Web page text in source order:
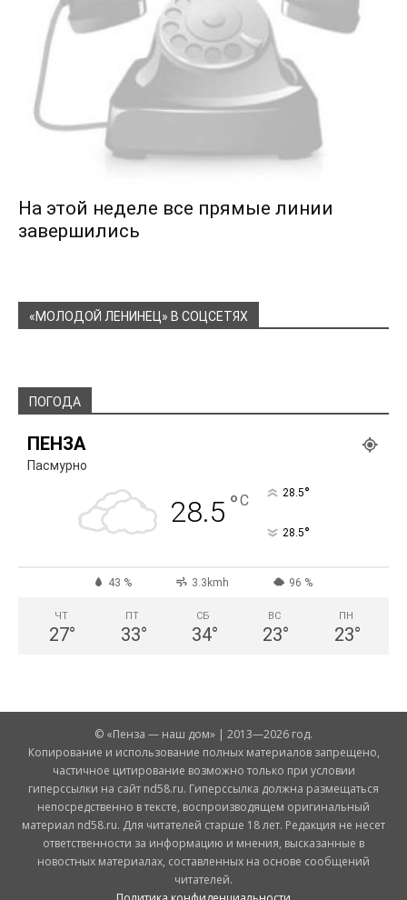
На этой неделе все прямые линии
завершились
«МОЛОДОЙ ЛЕНИНЕЦ» В СОЦСЕТЯХ
ПОГОДА
ПЕНЗА
Пасмурно
28.5 °C 28.5°
28.5°
43 % 3.3kmh 96 %
ЧТ
27°
ПТ
33°
СБ
34°
ВС
23°
ПН
23°
© «Пенза — наш дом» | 2013—2026 год.
Копирование и использование полных материалов запрещено,
частичное цитирование возможно только при условии
гиперссылки на сайт nd58.ru. Гиперссылка должна размещаться
непосредственно в тексте, воспроизводящем оригинальный
материал nd58.ru. Для читателей старше 18 лет. Редакция не несет
ответственности за информацию и мнения, высказанные в
новостных материалах, составленных на основе сообщений
читателей.